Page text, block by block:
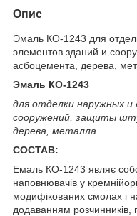
Опис
Эмаль КО-1243 для
элементов зданий и
асбоцемента, дерева,
Эмаль КО-1243
для отделки наружных и
сооружений, защиты
дерева, металла
СОСТАВ:
Емаль КО-1243 являє
наповнювачів у
модифікованих смолах і
додаванням розчинників,